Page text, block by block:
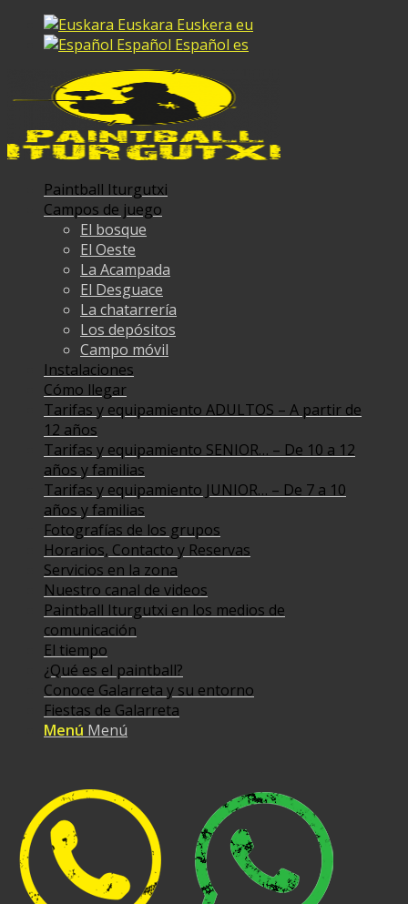
Euskara Euskera eu
Español Español es
Paintball Iturgutxi
Campos de juego
El bosque
El Oeste
La Acampada
El Desguace
La chatarrería
Los depósitos
Campo móvil
Instalaciones
Cómo llegar
Tarifas y equipamiento ADULTOS – A partir de
12 años
Tarifas y equipamiento SENIOR… – De 10 a 12
años y familias
Tarifas y equipamiento JUNIOR… – De 7 a 10
años y familias
Fotografías de los grupos
Horarios, Contacto y Reservas
Servicios en la zona
Nuestro canal de videos
Paintball Iturgutxi en los medios de
comunicación
El tiempo
¿Qué es el paintball?
Conoce Galarreta y su entorno
Fiestas de Galarreta
Menú Menú